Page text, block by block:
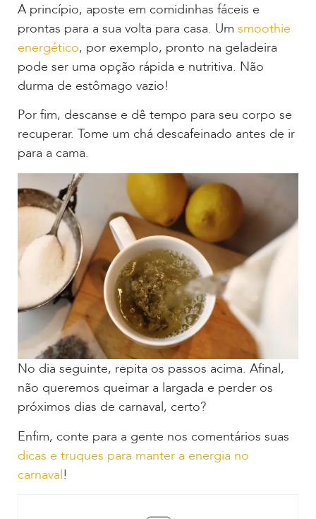
A princípio, aposte em comidinhas fáceis e
prontas para a sua volta para casa. Um smoothie
energético, por exemplo, pronto na geladeira
pode ser uma opção rápida e nutritiva. Não
durma de estômago vazio!
Por fim, descanse e dê tempo para seu corpo se
recuperar. Tome um chá descafeinado antes de ir
para a cama.
No dia seguinte, repita os passos acima. Afinal,
não queremos queimar a largada e perder os
próximos dias de carnaval, certo?
Enfim, conte para a gente nos comentários suas
dicas e truques para manter a energia no
carnaval!